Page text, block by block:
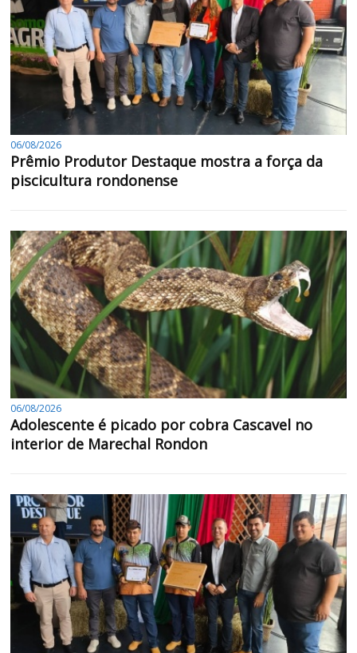
06/08/2026
Prêmio Produtor Destaque mostra a força da
piscicultura rondonense
06/08/2026
Adolescente é picado por cobra Cascavel no
interior de Marechal Rondon